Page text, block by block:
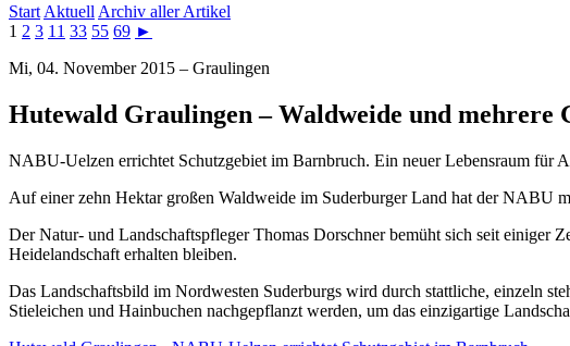
Start Aktuell Archiv aller Artikel
1 2 3 11 33 55 69 ►
Mi, 04. November 2015 – Graulingen
Hutewald Graulingen – Waldweide und mehrere
NABU-Uelzen errichtet Schutzgebiet im Barnbruch. Ein neuer Lebensraum für
Auf einer zehn Hektar großen Waldweide im Suderburger Land hat der NABU
Der Natur- und Landschaftspfleger Thomas Dorschner bemüht sich seit einiger
Heidelandschaft erhalten bleiben.
Das Landschaftsbild im Nordwesten Suderburgs wird durch stattliche, einzeln
Stieleichen und Hainbuchen nachgepflanzt werden, um das einzigartige